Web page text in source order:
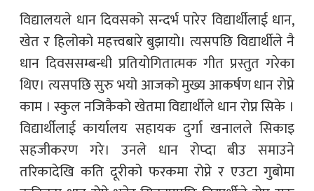
विद्यालयले धान दिवसको सन्दर्भ पारेर विद्यार्थीलाई धान,
खेत र हिलोको महत्त्वबारे बुझायो। त्यसपछि विद्यार्थीले नै
धान दिवससम्बन्धी प्रतियोगितात्मक गीत प्रस्तुत गरेका
थिए। त्यसपछि सुरु भयो आजको मुख्य आकर्षण धान रोप्ने
काम । स्कुल नजिकैको खेतमा विद्यार्थीले धान रोप्न सिके ।
विद्यार्थीलाई कार्यालय सहायक दुर्गा खनालले सिकाइ
सहजीकरण गरे। उनले धान रोप्दा बीउ समाउने
तरिकादेखि कति दूरीको फरकमा रोप्ने र एउटा गुबोमा